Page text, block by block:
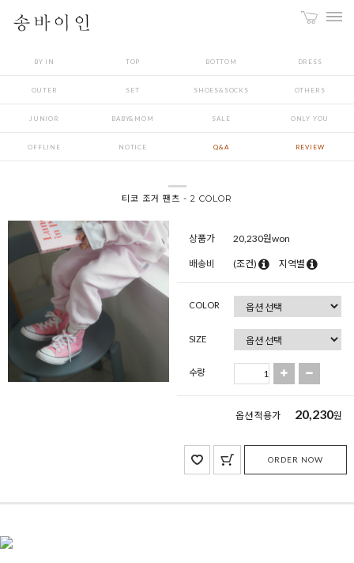
BY IN TOP BOTTOM DRESS
OUTER SET SHOES&SOCKS OTHERS
JUNIOR BABY&MOM SALE ONLY YOU
OFFLINE NOTICE Q&A REVIEW
티코 조거 팬츠 - 2 COLOR
상품가 20,230원won
배송비 (조건) 지역별
COLOR
SIZE
수량
옵션 적용가 20,230원
ORDER NOW